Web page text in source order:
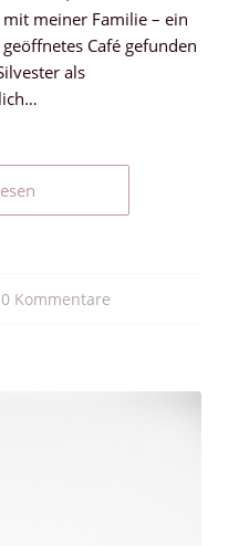
meiner Familie – ein
Café gefunden
als
0 Kommentare